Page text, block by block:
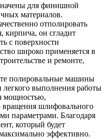
для финишной
материалов.
отполировать
кирпича, он сгладит
с поверхности
широко применяется в
и ремонте,
полировальные машины
легкого выполнения работы
мощностью,
вращения шлифовального
параметрами. Благодаря
который будет
эффективно.